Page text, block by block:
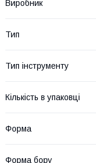
Виробник
Тип
Тип інструменту
Кількість в упаковці
Форма
Форма бору